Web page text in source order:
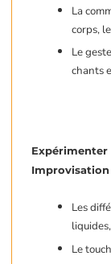
La
corps,
Le
chants
Expérimenter
Improvisation
Les
Le